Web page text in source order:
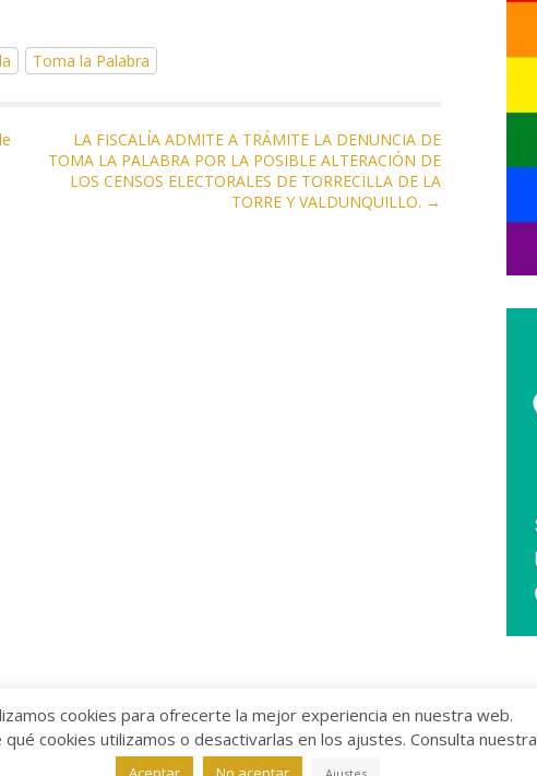
Toma la Palabra
LA FISCALÍA ADMITE A TRÁMITE LA DENUNCIA DE
TOMA LA PALABRA POR LA POSIBLE ALTERACIÓN DE
LOS CENSOS ELECTORALES DE TORRECILLA DE LA
TORRE Y VALDUNQUILLO. →
Aviso legal/Política de Privacidad /
cookies para ofrecerte la mejor experiencia en nuestra web.
cookies utilizamos o desactivarlas en los ajustes. Consulta nuestra